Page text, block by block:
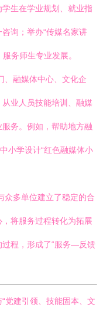
学生在学业规划、就业指
询；举办“传媒名家讲
务师生专业发展。
、融媒体中心、文化企
业人员技能培训、融媒
务。例如，帮助地方融
小学设计“红色融媒体小
众多单位建立了稳定的合
将服务过程转化为拓展
过程，形成了“服务—反馈
党建引领、技能固本、文